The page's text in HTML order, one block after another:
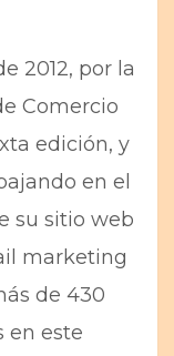
2012, por la
Comercio
edición, y
en el
su sitio web
marketing
de 430
en este